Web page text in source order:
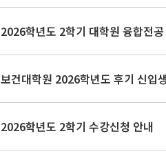
2026학년도 2학기 대학원 융합전
보건대학원 2026학년도 후기 신입
2026학년도 2학기 수강신청 안내